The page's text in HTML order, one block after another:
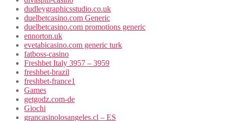
dudleygraphicsstudio.co.uk
duelbetcasino.com Generic
duelbetcasino.com promotions generic
ennorton.uk
evetabicasino.com generic turk
fatboss-casino
Freshbet Italy 3957 – 3959
freshbet-brazil
freshbet-france1
Games
getgodz.com-de
Giochi
grancasinolosangeles.cl – ES